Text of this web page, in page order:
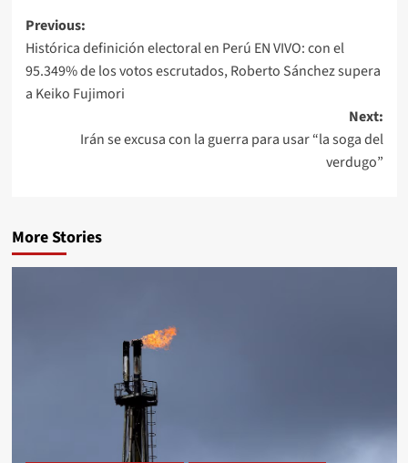
Previous:
Histórica definición electoral en Perú EN VIVO: con el
95.349% de los votos escrutados, Roberto Sánchez supera
a Keiko Fujimori
Next:
Irán se excusa con la guerra para usar “la soga del
verdugo”
More Stories